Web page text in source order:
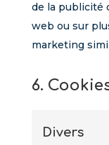
de la publicité
web ou sur
marketing
6.
Divers